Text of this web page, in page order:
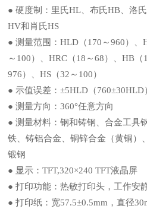
● 硬度制：里氏HL、布氏HB、洛
HV和肖氏HS
● 测量范围：HLD（170～960）、
～100）、HRC（18～68）、HB
976）、HS（32～100）
● 示值误差：±5HLD（760±30HLD
● 测量方向：360°任意方向
● 测量材料：钢和铸钢、合金工具
铁、铸铝合金、铜锌合金（黄铜）
锻钢
● 显示：TFT,320×240 TFT液晶屏
● 打印功能：热敏打印头，工作安
● 打印纸：宽57.5±0.5mm，直径